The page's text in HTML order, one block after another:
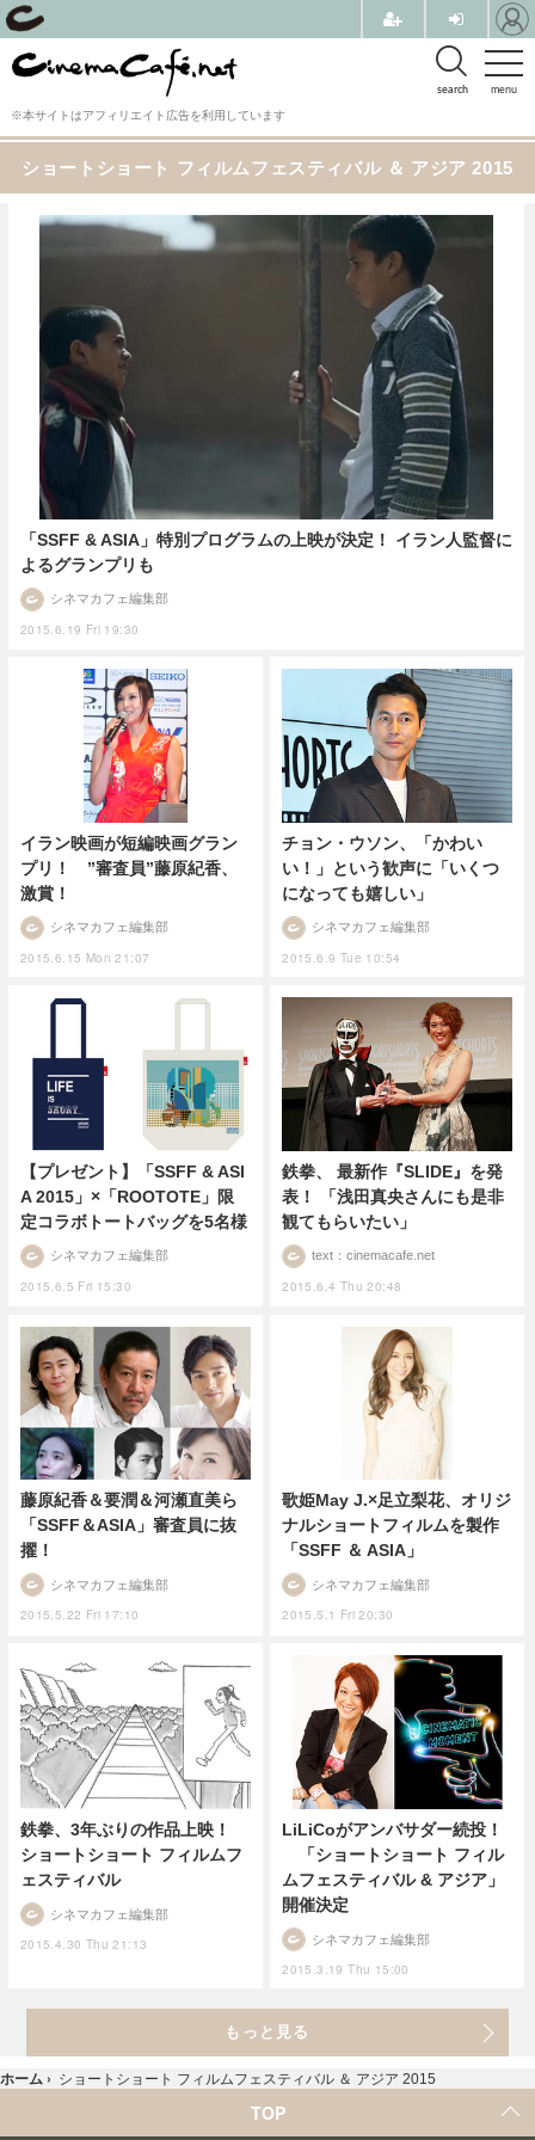
menu
search
※本サイトはアフィリエイト広告を利用しています
ショートショート フィルムフェスティバル ＆ アジア 2015
「SSFF & ASIA」特別プログラムの上映が決定！ イラン人監督に
よるグランプリも
2015.6.19 Fri 19:30
シネマカフェ編集部
イラン映画が短編映画グラン
プリ！ ”審査員”藤原紀香、
激賞！
2015.6.15 Mon 21:07
シネマカフェ編集部
チョン・ウソン、「かわい
い！」という歓声に「いくつ
になっても嬉しい」
2015.6.9 Tue 10:54
シネマカフェ編集部
【プレゼント】「SSFF & ASI
A 2015」×「ROOTOTE」限
定コラボトートバッグを5名様
2015.6.5 Fri 15:30
シネマカフェ編集部
鉄拳、 最新作『SLIDE』を発
表！ 「浅田真央さんにも是非
観てもらいたい」
2015.6.4 Thu 20:48
text：cinemacafe.net
藤原紀香＆要潤＆河瀬直美ら
「SSFF＆ASIA」審査員に抜
擢！
2015.5.22 Fri 17:10
シネマカフェ編集部
歌姫May J.×足立梨花、オリジ
ナルショートフィルムを製作
「SSFF ＆ ASIA」
2015.5.1 Fri 20:30
シネマカフェ編集部
鉄拳、3年ぶりの作品上映！
ショートショート フィルムフ
ェスティバル
2015.4.30 Thu 21:13
シネマカフェ編集部
LiLiCoがアンバサダー続投！
「ショートショート フィル
ムフェスティバル & アジア」
開催決定
2015.3.19 Thu 15:00
シネマカフェ編集部
もっと見る
ホーム › ショートショート フィルムフェスティバル ＆ アジア 2015
TOP